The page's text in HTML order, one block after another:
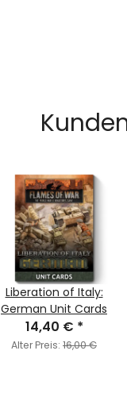
Liberation of Italy:
German Unit Cards
14,40 € *
Alter Preis: 16,00 €